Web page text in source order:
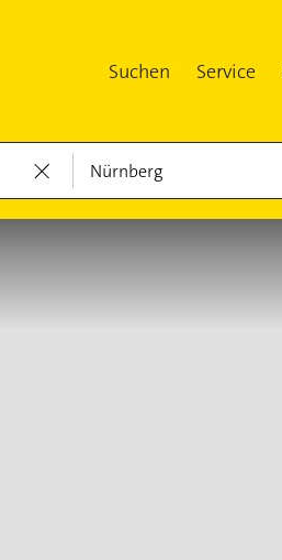
Suchen Service